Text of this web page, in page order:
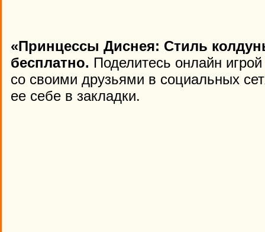
«Принцессы Диснея: Стиль
бесплатно. Поделитесь онлайн
со своими друзьями в социальных
ее себе в закладки.